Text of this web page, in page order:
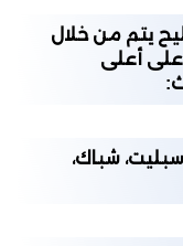
يتم من خلال
أعلى
شباك،